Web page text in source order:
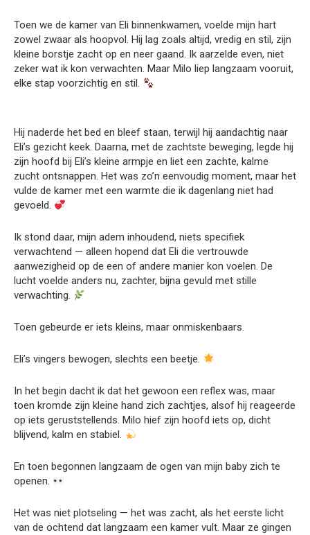
Toen we de kamer van Eli binnenkwamen, voelde mijn hart
zowel zwaar als hoopvol. Hij lag zoals altijd, vredig en stil, zijn
kleine borstje zacht op en neer gaand. Ik aarzelde even, niet
zeker wat ik kon verwachten. Maar Milo liep langzaam vooruit,
elke stap voorzichtig en stil.
Hij naderde het bed en bleef staan, terwijl hij aandachtig naar
Eli’s gezicht keek. Daarna, met de zachtste beweging, legde hij
zijn hoofd bij Eli’s kleine armpje en liet een zachte, kalme
zucht ontsnappen. Het was zo’n eenvoudig moment, maar het
vulde de kamer met een warmte die ik dagenlang niet had
gevoeld.
Ik stond daar, mijn adem inhoudend, niets specifiek
verwachtend — alleen hopend dat Eli die vertrouwde
aanwezigheid op de een of andere manier kon voelen. De
lucht voelde anders nu, zachter, bijna gevuld met stille
verwachting.
Toen gebeurde er iets kleins, maar onmiskenbaars.
Eli’s vingers bewogen, slechts een beetje.
In het begin dacht ik dat het gewoon een reflex was, maar
toen kromde zijn kleine hand zich zachtjes, alsof hij reageerde
op iets geruststellends. Milo hief zijn hoofd iets op, dicht
blijvend, kalm en stabiel.
En toen begonnen langzaam de ogen van mijn baby zich te
openen.
Het was niet plotseling — het was zacht, als het eerste licht
van de ochtend dat langzaam een kamer vult. Maar ze gingen